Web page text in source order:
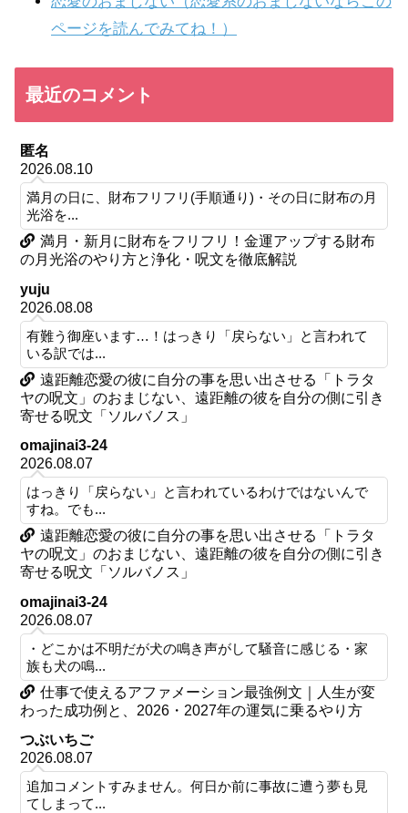
ページを読んでみてね！）
最近のコメント
匿名
2026.08.10
満月の日に、財布フリフリ(手順通り)・その日に財布の月
光浴を...
満月・新月に財布をフリフリ！金運アップする財布
の月光浴のやり方と浄化・呪文を徹底解説
yuju
2026.08.08
有難う御座います…！はっきり「戻らない」と言われて
いる訳では...
遠距離恋愛の彼に自分の事を思い出させる「トラタ
ヤの呪文」のおまじない、遠距離の彼を自分の側に引き
寄せる呪文「ソルバノス」
omajinai3-24
2026.08.07
はっきり「戻らない」と言われているわけではないんで
すね。でも...
遠距離恋愛の彼に自分の事を思い出させる「トラタ
ヤの呪文」のおまじない、遠距離の彼を自分の側に引き
寄せる呪文「ソルバノス」
omajinai3-24
2026.08.07
・どこかは不明だが犬の鳴き声がして騒音に感じる・家
族も犬の鳴...
仕事で使えるアファメーション最強例文｜人生が変
わった成功例と、2026・2027年の運気に乗るやり方
つぶいちご
2026.08.07
追加コメントすみません。何日か前に事故に遭う夢も見
てしまって...